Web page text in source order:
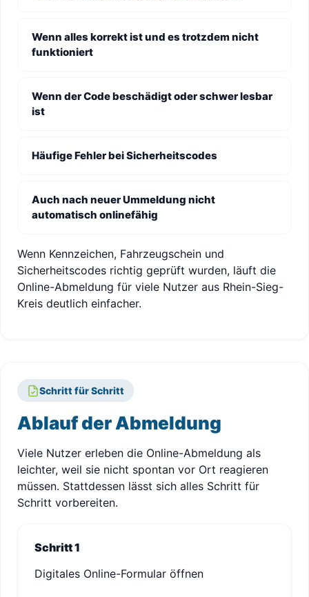
Wenn alles korrekt ist und es trotzdem nicht
funktioniert
Wenn der Code beschädigt oder schwer lesbar
ist
Häufige Fehler bei Sicherheitscodes
Auch nach neuer Ummeldung nicht
automatisch onlinefähig
Wenn Kennzeichen, Fahrzeugschein und
Sicherheitscodes richtig geprüft wurden, läuft die
Online-Abmeldung für viele Nutzer aus Rhein-Sieg-
Kreis deutlich einfacher.
Schritt für Schritt
Ablauf der Abmeldung
Viele Nutzer erleben die Online-Abmeldung als
leichter, weil sie nicht spontan vor Ort reagieren
müssen. Stattdessen lässt sich alles Schritt für
Schritt vorbereiten.
Schritt 1
Digitales Online-Formular öffnen